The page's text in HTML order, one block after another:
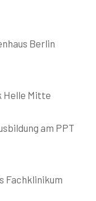
Berlin
Helle Mitte
am PPT
Fachklinikum